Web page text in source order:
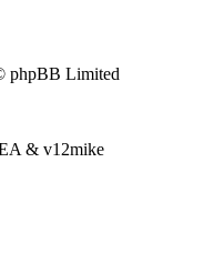
phpBB Limited
& v12mike